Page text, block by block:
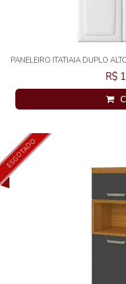
PANELEIRO ITATIAIA DUPLO
/
R$
ESGOTADO